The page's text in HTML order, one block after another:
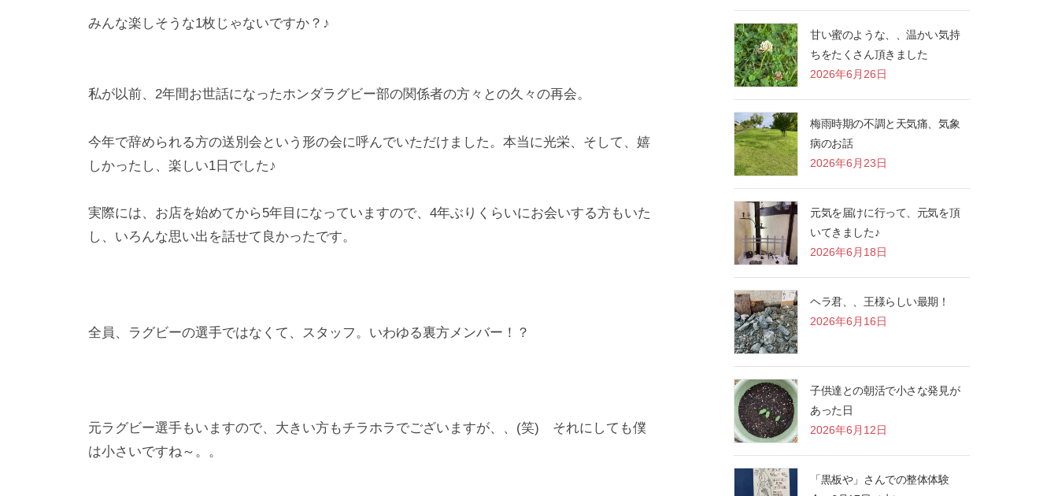
みんな楽しそうな1枚じゃないですか？♪
私が以前、2年間お世話になったホンダラグビー部の関係者の方々との久々の再会。
今年で辞められる方の送別会という形の会に呼んでいただけました。本当に光栄、そして、嬉
しかったし、楽しい1日でした♪
実際には、お店を始めてから5年目になっていますので、4年ぶりくらいにお会いする方もいた
し、いろんな思い出を話せて良かったです。
全員、ラグビーの選手ではなくて、スタッフ。いわゆる裏方メンバー！？
元ラグビー選手もいますので、大きい方もチラホラでございますが、、(笑) それにしても僕
は小さいですね～。。
甘い蜜のような、、温かい気持
ちをたくさん頂きました
2026年6月26日
梅雨時期の不調と天気痛、気象
病のお話
2026年6月23日
元気を届けに行って、元気を頂
いてきました♪
2026年6月18日
ヘラ君、、王様らしい最期！
2026年6月16日
子供達との朝活で小さな発見が
あった日
2026年6月12日
「黒板や」さんでの整体体験